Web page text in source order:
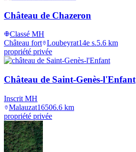
Château de Chazeron
Classé MH
Château fort Loubeyrat14e s.5.6 km
propriété privée
Château de Saint-Genès-l'Enfant
Inscrit MH
Malauzat16506.6 km
propriété privée